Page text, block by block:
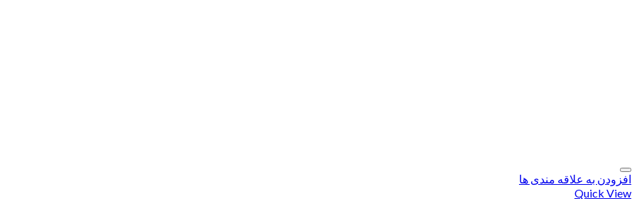
افزودن به علاقه مندی ها
Quick View